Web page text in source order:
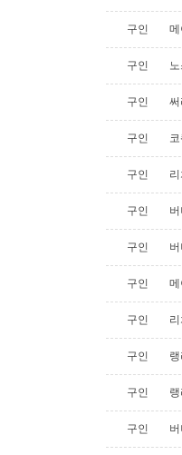
구인 메
구인
구인 써
구인
구인
구인 버
구인 버
구인 메
구인
구인 랭
구인 랭
구인 버